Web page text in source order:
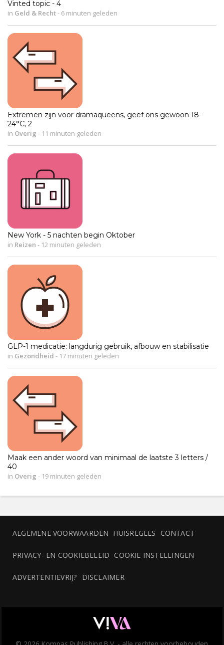
Vinted topic - 4
in Geld & Recht- 6 minuten geleden
Extremen zijn voor dramaqueens, geef ons gewoon 18-
24°C, 2
in Overig - 11 minuten geleden
New York - 5 nachten begin Oktober
in Reizen - 12 minuten geleden
GLP-1 medicatie: langdurig gebruik, afbouw en stabilisatie
in Gezondheid - 17 minuten geleden
Maak een ander woord van minimaal de laatste 3 letters /
40
in Overig - 19 minuten geleden
ALGEMENE VOORWAARDEN HUISREGELS CONTACT
PRIVACY- EN COOKIEBELEID COOKIE INSTELLINGEN
ADVERTENTIEVRIJ? DISCLAIMER